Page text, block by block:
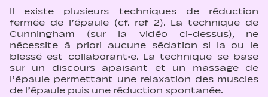
Il existe plusieurs techniques de réduction
fermée de l’épaule (cf. ref 2). La technique de
Cunningham (sur la vidéo ci-dessus), ne
nécessite à priori aucune sédation si la ou le
blessé est collaborant·e. La technique se base
sur un discours apaisant et un massage de
l’épaule permettant une relaxation des muscles
de l’épaule puis une réduction spontanée.